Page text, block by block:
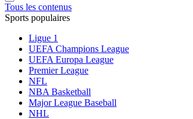
Tous les contenus
Sports populaires
Ligue 1
UEFA Champions League
UEFA Europa League
Premier League
NFL
NBA Basketball
Major League Baseball
NHL